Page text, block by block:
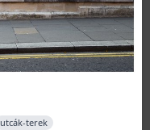
utcák-terek